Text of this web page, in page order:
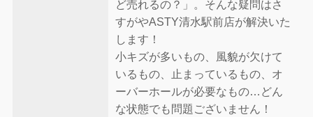
ど売れるの？」。そんな疑問はさ
すがやASTY清水駅前店が解決いた
します！
小キズが多いもの、風貌が欠けて
いるもの、止まっているもの、オ
ーバーホールが必要なもの…どん
な状態でも問題ございません！